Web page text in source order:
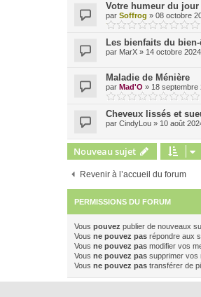
Votre humeur du jour
par Soffrog » 08 octobre
Les bienfaits du bien-
par MarX » 14 octobre
Maladie de Ménière
par Mad'O » 18 septembre
Cheveux lissés et
par CindyLou » 10 août
Nouveau sujet
Revenir à l’accueil du forum
PERMISSIONS DU FORUM
Vous pouvez publier de nouveaux
Vous ne pouvez pas répondre aux
Vous ne pouvez pas modifier vos
Vous ne pouvez pas supprimer vos
Vous ne pouvez pas transférer de